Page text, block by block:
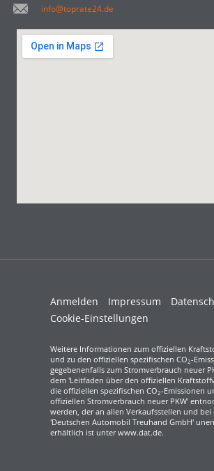
info@toprate24.de
Anmelden Impressum
Cookie-Einstellungen
Weitere Informationen zum offiziellen
und zu den offiziellen spezifischen CO2-
gegebenenfalls zum Stromverbrauch neuer
dem 'Leitfaden über den offiziellen
die offiziellen spezifischen CO2-Emissionen
offiziellen Stromverbrauch neuer PKW'
werden, der an allen Verkaufsstellen und bei
'Deutschen Automobil Treuhand GmbH'
erhältlich ist unter www.dat.de.